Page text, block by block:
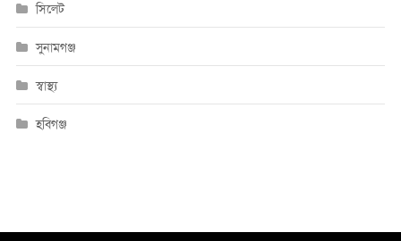
সিলেট
সুনামগঞ্জ
স্বাস্থ্য
হবিগঞ্জ